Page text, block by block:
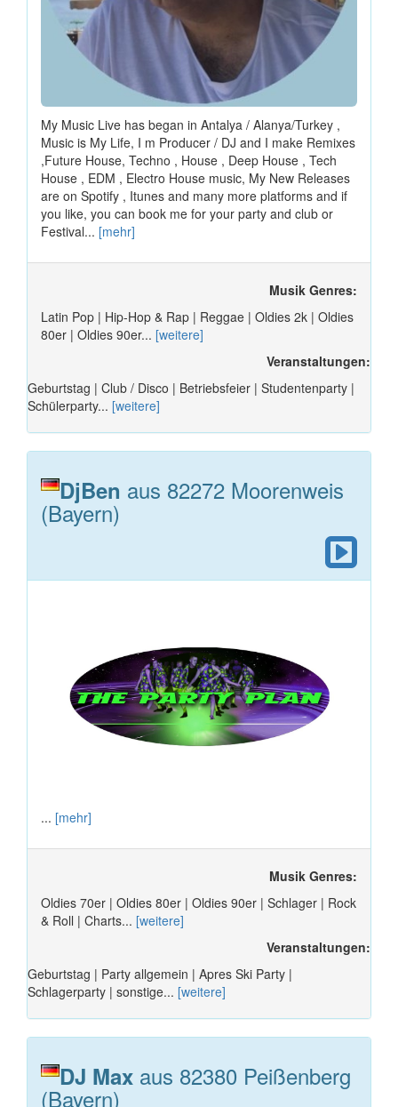
My Music Live has began in Antalya / Alanya/Turkey ,
Music is My Life, I m Producer / DJ and I make Remixes
,Future House, Techno , House , Deep House , Tech
House , EDM , Electro House music, My New Releases
are on Spotify , Itunes and many more platforms and if
you like, you can book me for your party and club or
Festival... [mehr]
Musik Genres:
Latin Pop | Hip-Hop & Rap | Reggae | Oldies 2k | Oldies
80er | Oldies 90er... [weitere]
Veranstaltungen:
Geburtstag | Club / Disco | Betriebsfeier | Studentenparty |
Schülerparty... [weitere]
DjBen aus 82272 Moorenweis
(Bayern)
... [mehr]
Musik Genres:
Oldies 70er | Oldies 80er | Oldies 90er | Schlager | Rock
& Roll | Charts... [weitere]
Veranstaltungen:
Geburtstag | Party allgemein | Apres Ski Party |
Schlagerparty | sonstige... [weitere]
DJ Max aus 82380 Peißenberg
(Bayern)